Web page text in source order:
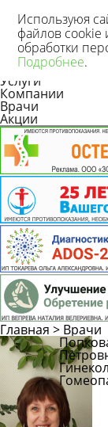
Новости
Статьи
Услуги
Компании
Врачи
Акции
Главная > Врачи
Используюя
файлов cookie
обработки
Подробнее.